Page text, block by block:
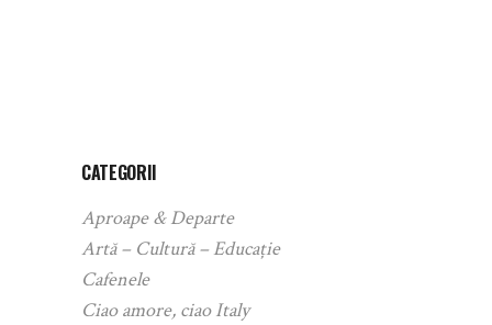
CATEGORII
Aproape & Departe
Artă – Cultură – Educație
Cafenele
Ciao amore, ciao Italy